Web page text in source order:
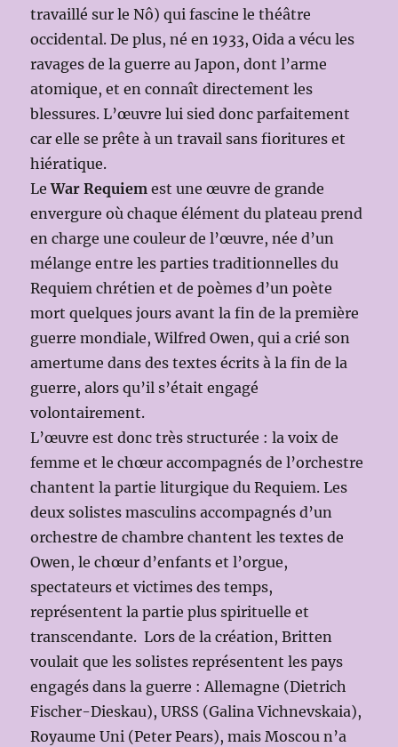
travaillé sur le Nô) qui fascine le théâtre
occidental. De plus, né en 1933, Oida a vécu les
ravages de la guerre au Japon, dont l’arme
atomique, et en connaît directement les
blessures. L’œuvre lui sied donc parfaitement
car elle se prête à un travail sans fioritures et
hiératique.
LeWar Requiem est une œuvre de grande
envergure où chaque élément du plateau prend
en charge une couleur de l’œuvre, née d’un
mélange entre les parties traditionnelles du
Requiem chrétien et de poèmes d’un poète
mort quelques jours avant la fin de la première
guerre mondiale, Wilfred Owen, qui a crié son
amertume dans des textes écrits à la fin de la
guerre, alors qu’il s’était engagé
volontairement.
L’œuvre est donc très structurée : la voix de
femme et le chœur accompagnés de l’orchestre
chantent la partie liturgique du Requiem. Les
deux solistes masculins accompagnés d’un
orchestre de chambre chantent les textes de
Owen, le chœur d’enfants et l’orgue,
spectateurs et victimes des temps,
représentent la partie plus spirituelle et
transcendante. Lors de la création, Britten
voulait que les solistes représentent les pays
engagés dans la guerre : Allemagne (Dietrich
Fischer-Dieskau), URSS (Galina Vichnevskaia),
Royaume Uni (Peter Pears), mais Moscou n’a